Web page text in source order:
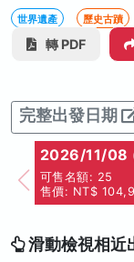
世界遺產 歷史古蹟
轉 PDF
完整出發日期
2026/11/08
可售名額: 25
售價: NT$
滑動檢視相近